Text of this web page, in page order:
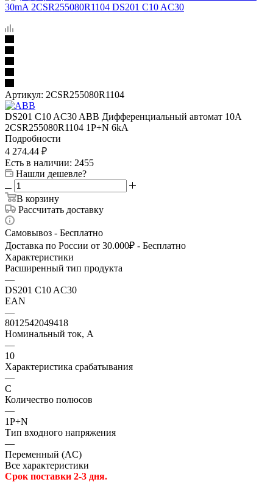
Артикул: 2CSR255080R1104
DS201 C10 AC30 ABB Дифференциальный автомат 10А
2CSR255080R1104 1P+N 6kA
Подробности
4 274.44 ₽
Есть в наличии: 2455
Нашли дешевле?
В корзину
Рассчитать доставку
Самовывоз - Бесплатно
Доставка по России от 30.000₽ - Бесплатно
Характеристики
Расширенный тип продукта
—
DS201 C10 AC30
EAN
—
8012542049418
Номинальный ток, А
—
10
Характеристика срабатывания
—
C
Количество полюсов
—
1P+N
Тип входного напряжения
—
Переменный (AC)
Все характеристики
Срок поставки 2-3 дня.